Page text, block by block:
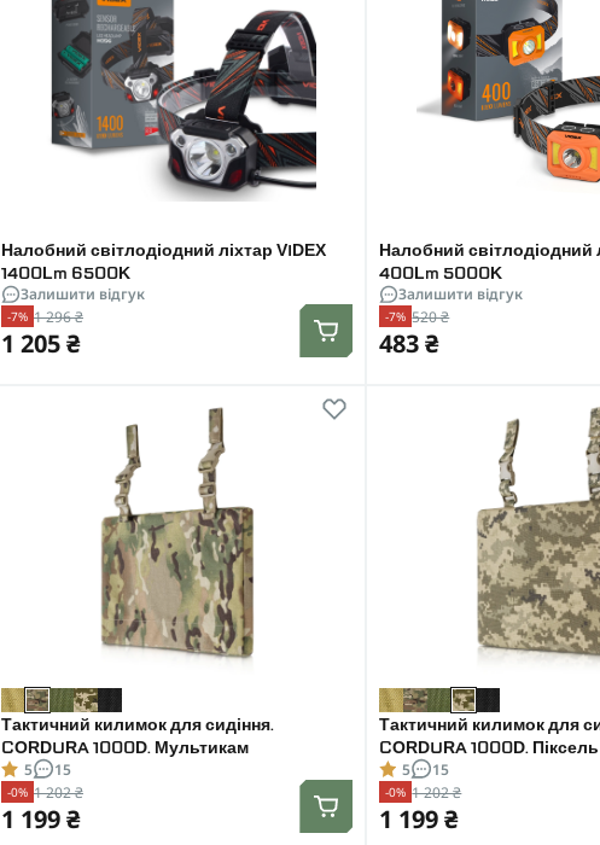
Налобний світлодіодний ліхтар VIDEX
1400Lm 6500K
Залишити відгук
-7% 1 296 ₴
1 205 ₴
Налобний світлодіодний
400Lm 5000K
Залишити відгук
-7% 520 ₴
483 ₴
Тактичний килимок для сидіння.
CORDURA 1000D. Мультикам
5 15
-0% 1 202 ₴
1 199 ₴
Тактичний килимок для
CORDURA 1000D. Піксель
5 15
-0% 1 202 ₴
1 199 ₴